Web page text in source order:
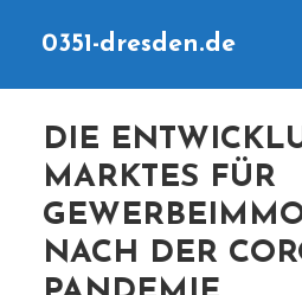
0351-dresden.de
DIE
MARKTES FÜR
NACH DER